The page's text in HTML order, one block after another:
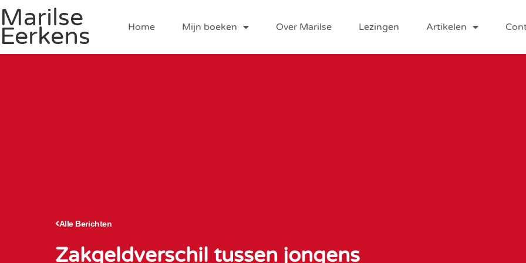
Marilse
Eerkens Home Mijn boeken Over Marilse Lezingen Artikelen
Alle Berichten
Zakgeldverschil tussen jongens